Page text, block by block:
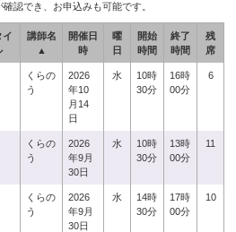
認でき、お申込みも可能です。
イ
講師名
▲
開催日
時
曜
日
開始
時間
終了
時間
残
席
くらの
う
2026
年10
月14
日
水
10時
30分
16時
00分
6
くらの
う
2026
年9月
30日
水
10時
30分
13時
00分
11
くらの
う
2026
年9月
30日
水
14時
30分
17時
00分
10